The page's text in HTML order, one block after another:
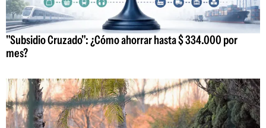
"Subsidio Cruzado": ¿Cómo ahorrar hasta $ 334.000 por
mes?